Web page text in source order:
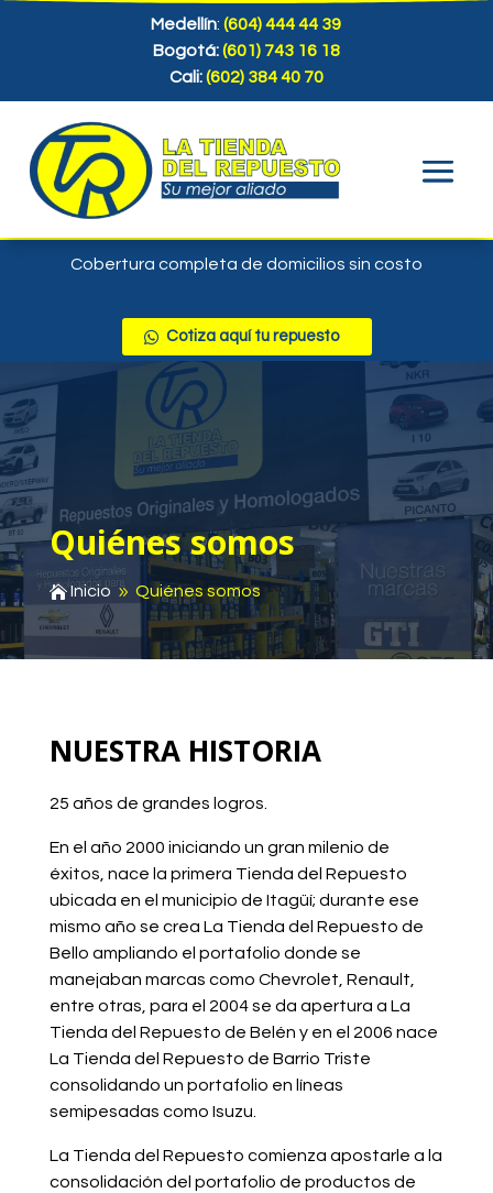
Medellín:(604) 444 44 39
Bogotá:(601) 743 16 18
Cali:(602) 384 40 70
Cobertura completa de domicilios sin costo
Cotiza aquí tu repuesto
Quiénes somos
 Inicio 9 Quiénes somos
NUESTRAHISTORIA
25 años de grandes logros.
En el año 2000 iniciando un gran milenio de
éxitos, nace la primera Tienda del Repuesto
ubicada en el municipio de Itagüí; durante ese
mismo año se crea La Tienda del Repuesto de
Bello ampliando el portafolio donde se
manejaban marcas como Chevrolet, Renault,
entre otras, para el 2004 se da apertura a La
Tienda del Repuesto de Belén y en el 2006 nace
La Tienda del Repuesto de Barrio Triste
consolidando un portafolio en líneas
semipesadas como Isuzu.
La Tienda del Repuesto comienza apostarle a la
consolidación del portafolio de productos de